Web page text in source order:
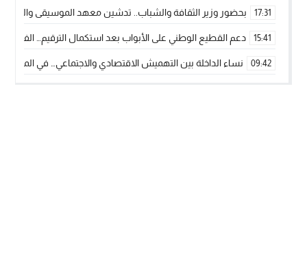
17:31 بحضور وزير الثقافة والشباب.. تدشين معهد الموسيقى والفنون
15:41 دعم القطيع الوطني على الأبواب بعد استكمال الترقيم…
09:42 نساء الداخلة بين التهميش الاقتصادي والاجتماعي… في المؤسسات